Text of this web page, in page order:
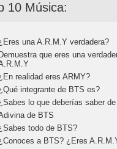
10 Música:
una A.R.M.Y verdadera?
que eres una
realidad eres ARMY?
integrante de BTS es?
lo que deberías saber
de BTS
todo de BTS?
a BTS? ¿Eres